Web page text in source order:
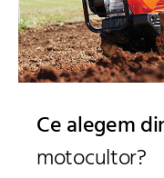
Ce alegem
motocultor?